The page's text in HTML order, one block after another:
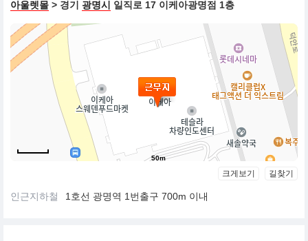
아울렛몰 > 경기 광명시 일직로 17 이케아광명점 1층
50m
크게보기 길찾기
인근지하철 1호선 광명역 1번출구 700m 이내